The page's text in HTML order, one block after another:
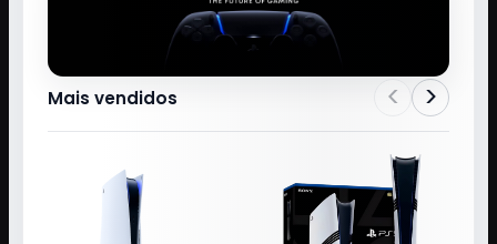
Mais vendidos < >